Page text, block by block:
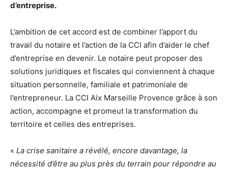
d’entreprise.
L’ambition de cet accord est de combiner l’apport du
travail du notaire et l’action de la CCI afin d’aider le chef
d’entreprise en devenir. Le notaire peut proposer des
solutions juridiques et fiscales qui conviennent à chaque
situation personnelle, familiale et patrimoniale de
l’entrepreneur. La CCI Aix Marseille Provence grâce à son
action, accompagne et promeut la transformation du
territoire et celles des entreprises.
« La crise sanitaire a révélé, encore davantage, la
nécessité d’être au plus près du terrain pour répondre au